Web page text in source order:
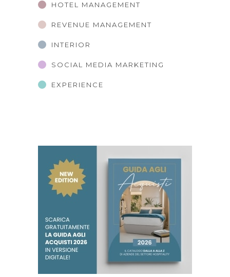
HOTEL MANAGEMENT
REVENUE MANAGEMENT
INTERIOR
SOCIAL MEDIA MARKETING
EXPERIENCE